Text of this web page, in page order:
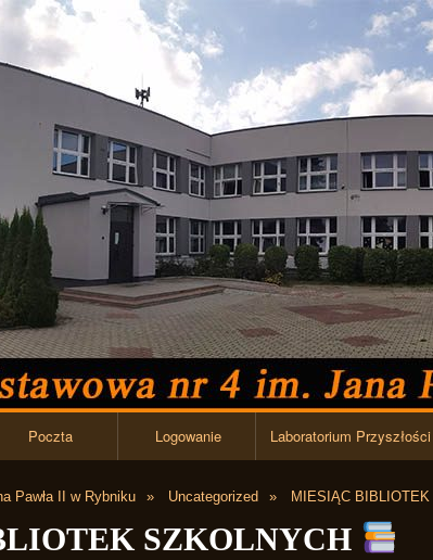
Przejdź do zawartości
Poczta Logowanie Laboratorium
Pawła II w Rybniku Uncategorized MIESIĄC BIBLIOTEK
SZKOLNYCH